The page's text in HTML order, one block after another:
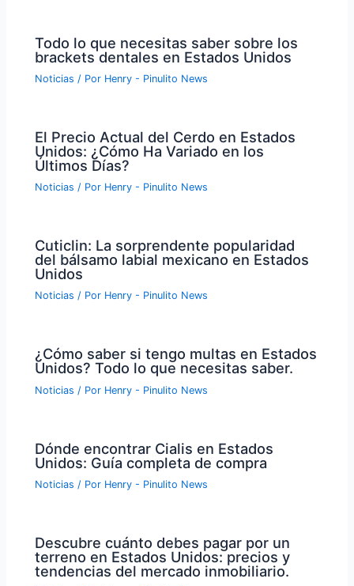
Todo lo que necesitas saber sobre los
brackets dentales en Estados Unidos
Noticias / Por Henry - Pinulito News
El Precio Actual del Cerdo en Estados
Unidos: ¿Cómo Ha Variado en los
Últimos Días?
Noticias / Por Henry - Pinulito News
Cuticlin: La sorprendente popularidad
del bálsamo labial mexicano en Estados
Unidos
Noticias / Por Henry - Pinulito News
¿Cómo saber si tengo multas en Estados
Unidos? Todo lo que necesitas saber.
Noticias / Por Henry - Pinulito News
Dónde encontrar Cialis en Estados
Unidos: Guía completa de compra
Noticias / Por Henry - Pinulito News
Descubre cuánto debes pagar por un
terreno en Estados Unidos: precios y
tendencias del mercado inmobiliario.